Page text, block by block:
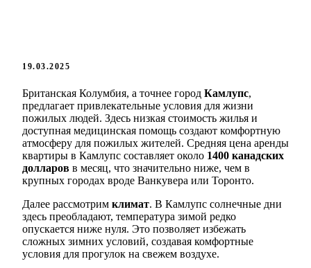
19.03.2025
Британская Колумбия, а точнее город Камлупс,
предлагает привлекательные условия для жизни
пожилых людей. Здесь низкая стоимость жилья и
доступная медицинская помощь создают комфортную
атмосферу для пожилых жителей. Средняя цена аренды
квартиры в Камлупс составляет около 1400 канадских
долларов в месяц, что значительно ниже, чем в
крупных городах вроде Ванкувера или Торонто.
Далее рассмотрим климат. В Камлупс солнечные дни
здесь преобладают, температура зимой редко
опускается ниже нуля. Это позволяет избежать
сложных зимних условий, создавая комфортные
условия для прогулок на свежем воздухе.